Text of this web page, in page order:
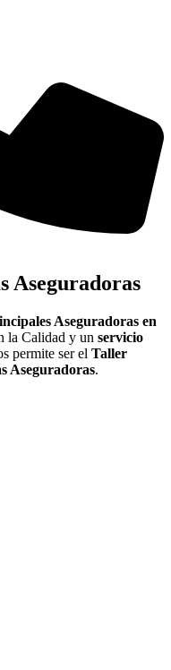
Aseguradoras
Aseguradoras en
la Calidad y un servicio
permite ser el Taller
Aseguradoras.